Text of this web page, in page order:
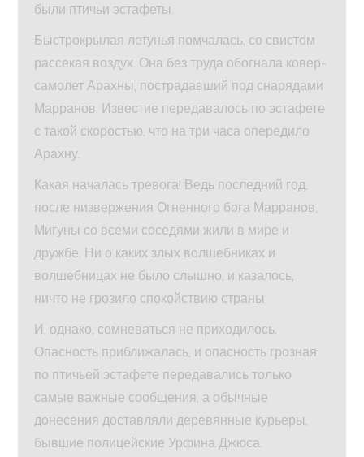
были птичьи эстафеты.
Быстрокрылая летунья помчалась, со свистом
рассекая воздух. Она без труда обогнала ковер-
самолет Арахны, пострадавший под снарядами
Марранов. Известие передавалось по эстафете
с такой скоростью, что на три часа опередило
Арахну.
Какая началась тревога! Ведь последний год,
после низвержения Огненного бога Марранов,
Мигуны со всеми соседями жили в мире и
дружбе. Ни о каких злых волшебниках и
волшебницах не было слышно, и казалось,
ничто не грозило спокойствию страны.
И, однако, сомневаться не приходилось.
Опасность приближалась, и опасность грозная:
по птичьей эстафете передавались только
самые важные сообщения, а обычные
донесения доставляли деревянные курьеры,
бывшие полицейские Урфина Джюса.